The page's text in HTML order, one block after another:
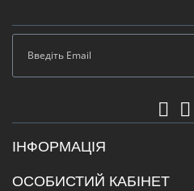
ІНФОРМАЦІЯ
ОСОБИСТИЙ КАБІНЕТ